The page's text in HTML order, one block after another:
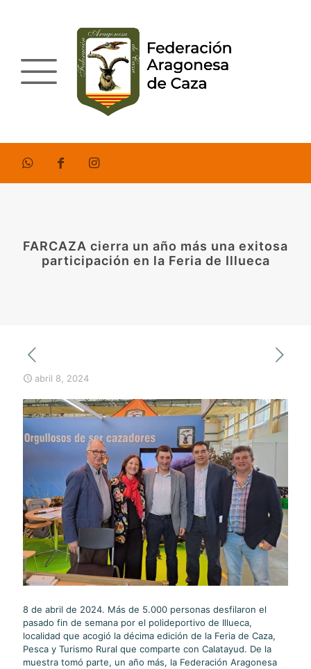
FARCAZA cierra un año más una exitosa
participación en la Feria de Illueca
abril 8, 2024
8 de abril de 2024. Más de 5.000 personas desfilaron el
pasado fin de semana por el polideportivo de Illueca,
localidad que acogió la décima edición de la Feria de Caza,
Pesca y Turismo Rural que comparte con Calatayud. De la
muestra tomó parte, un año más, la Federación Aragonesa